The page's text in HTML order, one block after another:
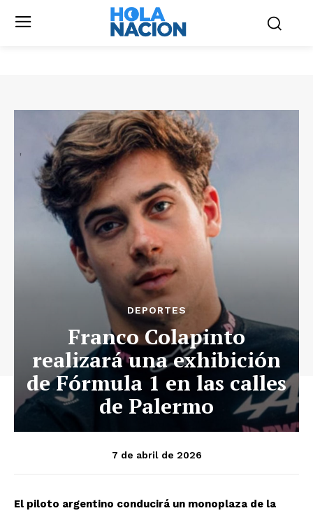
DEPORTES
Franco Colapinto
realizará una exhibición
de Fórmula 1 en las calles
de Palermo
7 de abril de 2026
El piloto argentino conducirá un monoplaza de la